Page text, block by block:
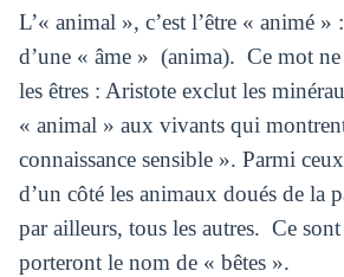
L’« animal », c’est l’être « animé »
d’une « âme » (anima). Ce mot ne
les êtres : Aristote exclut les
« animal » aux vivants qui
connaissance sensible ». Parmi
d’un côté les animaux doués de la
par ailleurs, tous les autres. Ce
porteront le nom de « bêtes ».